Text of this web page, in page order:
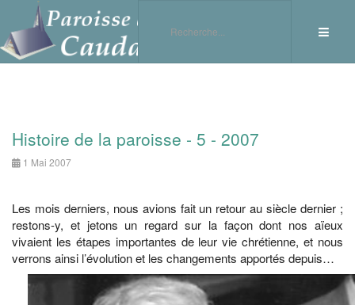
Histoire de la paroisse - 5 - 2007
1 Mai 2007
Les mois derniers, nous avions fait un retour au siècle dernier ;
restons-y, et jetons un regard sur la façon dont nos aïeux
vivaient les étapes importantes de leur vie chrétienne, et nous
verrons ainsi l’évolution et les changements apportés depuis…